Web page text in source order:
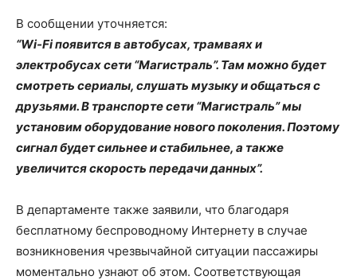
В сообщении уточняется:
“Wi-Fi появится в автобусах, трамваях и
электробусах сети “Магистраль”. Там можно будет
смотреть сериалы, слушать музыку и общаться с
друзьями. В транспорте сети “Магистраль” мы
установим оборудование нового поколения. Поэтому
сигнал будет сильнее и стабильнее, а также
увеличится скорость передачи данных”.
В департаменте также заявили, что благодаря
бесплатному беспроводному Интернету в случае
возникновения чрезвычайной ситуации пассажиры
моментально узнают об этом. Соответствующая